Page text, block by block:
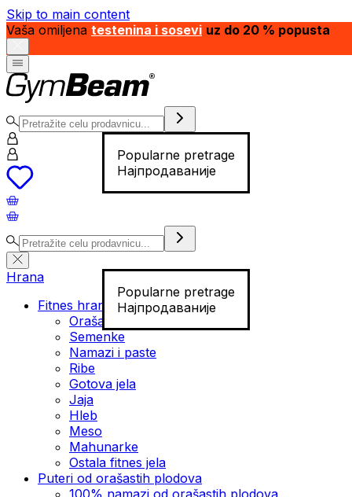
Skip to main content
Vaša omiljena testenina i sosevi uz do 20 % popusta
Popularne pretrage
Најпродаваније
Popularne pretrage
Најпродаваније
Hrana
Fitnes hrana
Orašasti plodovi
Semenke
Namazi i paste
Ribe
Gotova jela
Јаја
Hleb
Meso
Mahunarke
Ostala fitnes jela
Puteri od orašastih plodova
100% namazi od orašastih plodova